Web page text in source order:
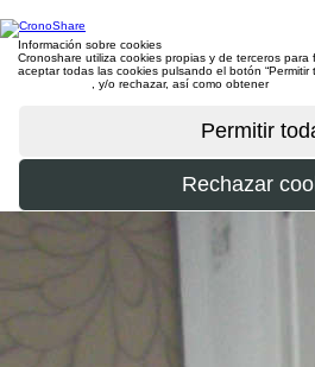
Información sobre cookies
Cronoshare utiliza cookies propias y de terceros
aceptar todas las cookies pulsando el botón “Permitir
, y/o rechazar, así como obtener